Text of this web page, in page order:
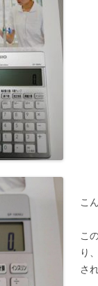
こ
こ
り
さ